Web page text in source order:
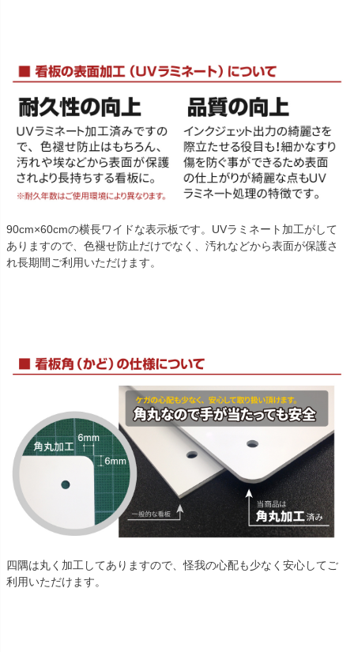
90cm×60cmの横長ワイドな表示板です。UVラミネート加工がして
ありますので、色褪せ防止だけでなく、汚れなどから表面が保護さ
れ長期間ご利用いただけます。
四隅は丸く加工してありますので、怪我の心配も少なく安心してご
利用いただけます。